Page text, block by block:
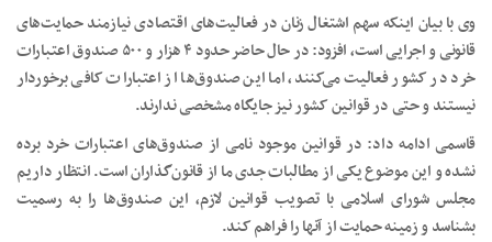
وی با بیان اینکه سهم اشتغال زنان در فعالیت‌های اقتصادی نیازمند حمایت‌های
قانونی و اجرایی است، افزود: در حال حاضر حدود ۴ هزار و ۵۰۰ صندوق اعتبارات
خرد در کشور فعالیت می‌کنند، اما این صندوق‌ها از اعتبارات کافی برخوردار
نیستند و حتی در قوانین کشور نیز جایگاه مشخصی ندارند.
قاسمی ادامه داد: در قوانین موجود نامی از صندوق‌های اعتبارات خرد برده
نشده و این موضوع یکی از مطالبات جدی ما از قانون‌گذاران است. انتظار داریم
مجلس شورای اسلامی با تصویب قوانین لازم، این صندوق‌ها را به رسمیت
بشناسد و زمینه حمایت از آنها را فراهم کند.